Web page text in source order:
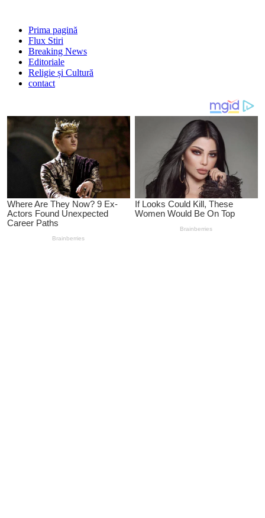
Prima pagină
Flux Stiri
Breaking News
Editoriale
Religie și Cultură
contact